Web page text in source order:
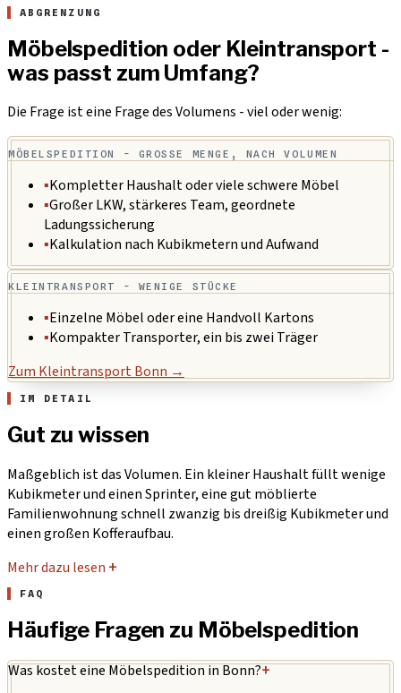
ABGRENZUNG
Möbelspedition oder Kleintransport -
was passt zum Umfang?
Die Frage ist eine Frage des Volumens - viel oder wenig:
MÖBELSPEDITION - GROSSE MENGE, NACH VOLUMEN
▪Kompletter Haushalt oder viele schwere Möbel
▪Großer LKW, stärkeres Team, geordnete
Ladungssicherung
▪Kalkulation nach Kubikmetern und Aufwand
KLEINTRANSPORT - WENIGE STÜCKE
▪Einzelne Möbel oder eine Handvoll Kartons
▪Kompakter Transporter, ein bis zwei Träger
Zum Kleintransport Bonn →
IM DETAIL
Gut zu wissen
Maßgeblich ist das Volumen. Ein kleiner Haushalt füllt wenige
Kubikmeter und einen Sprinter, eine gut möblierte
Familienwohnung schnell zwanzig bis dreißig Kubikmeter und
einen großen Kofferaufbau.
Mehr dazu lesen +
FAQ
Häufige Fragen zu Möbelspedition
Was kostet eine Möbelspedition in Bonn?+